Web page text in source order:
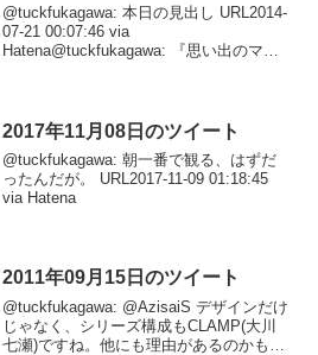
@tuckfukagawa: 本日の見出し URL2014-
07-21 00:07:46 via
Hatena@tuckfukagawa: 『思い出のマー
2017年11月08日のツイート
@tuckfukagawa: 朝一番で観る、はずだ
ったんだが。 URL2017-11-09 01:18:45
via Hatena
2011年09月15日のツイート
@tuckfukagawa: @AzisaiS デザインだけ
じゃなく、シリーズ構成もCLAMP(大川
七瀬)ですね。他にも理由があるのかも知